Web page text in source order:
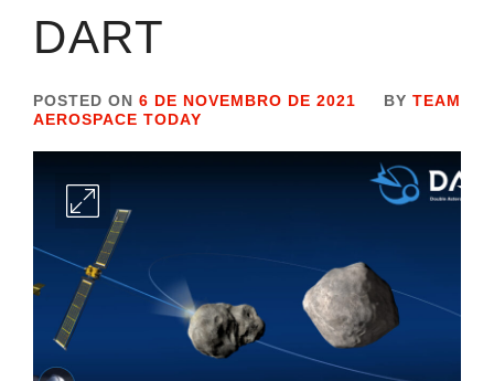
DART
POSTED ON 6 DE NOVEMBRO DE 2021 BY TEAM
AEROSPACE TODAY